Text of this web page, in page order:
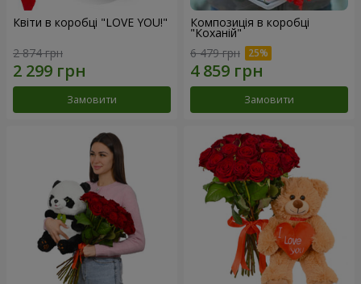
Квіти в коробці "LOVE YOU!"
2 874 грн
Замовити
Композиція в коробці
"Коханій"
6 479 грн
Замовити